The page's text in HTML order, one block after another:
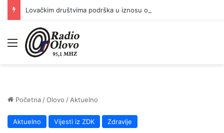
Lovačkim društvima podrška u iznosu od 138.000 KM
Meni
Početna /Olovo / Aktuelno
Aktuelno Vijesti iz ZDK Zdravlje